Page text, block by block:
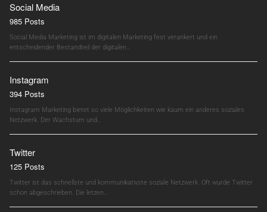
Social Media
985 Posts
Social Media Marketing ist im digitalen Marketing fest verankert und ein
entscheidender Bestandteil der digitalen…
Instagram
394 Posts
Instagram Marketing bietet so viele Möglichkeiten wie kaum ein anderes soziales
Netzwerk. Der Wachstum und…
Twitter
125 Posts
Twitter ist das schnellste und kommunikativste soziale Netzwerk. Oft wurde Twitter
schon abgeschrieben. Die letzen…